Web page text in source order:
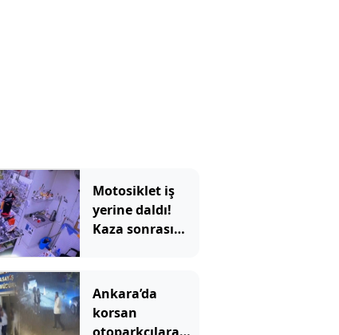
Motosiklet iş
yerine daldı!
Kaza sonrası
Ankara’da
korsan